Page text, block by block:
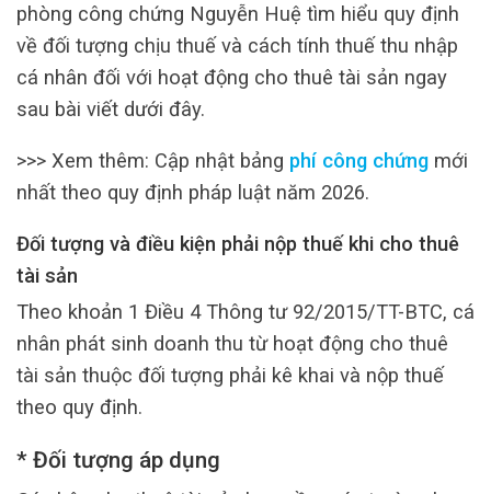
phòng công chứng Nguyễn Huệ tìm hiểu quy định
về đối tượng chịu thuế và cách tính thuế thu nhập
cá nhân đối với hoạt động cho thuê tài sản ngay
sau bài viết dưới đây.
>>> Xem thêm: Cập nhật bảng phí công chứng mới
nhất theo quy định pháp luật năm 2026.
Đối tượng và điều kiện phải nộp thuế khi cho thuê
tài sản
Theo khoản 1 Điều 4 Thông tư 92/2015/TT-BTC, cá
nhân phát sinh doanh thu từ hoạt động cho thuê
tài sản thuộc đối tượng phải kê khai và nộp thuế
theo quy định.
* Đối tượng áp dụng